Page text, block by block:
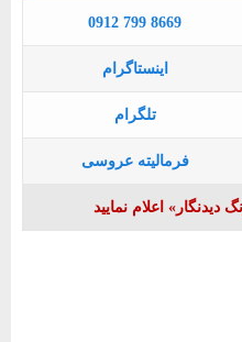
0912 799 8669
اینستاگرام
تلگرام
فرمالیته عروسی
اعلام نمایید